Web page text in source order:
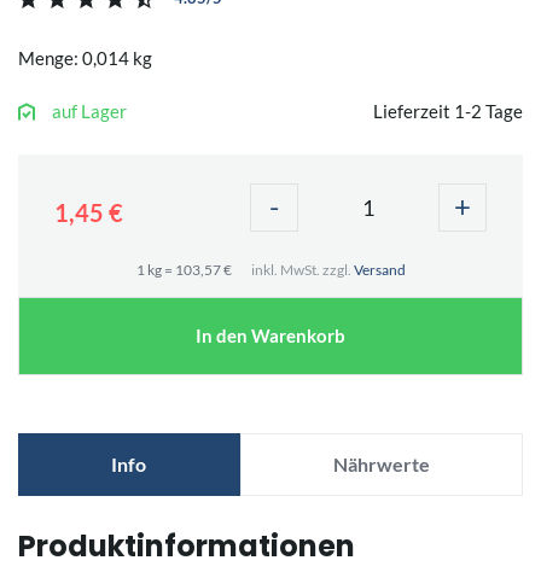
Menge: 0,014 kg
auf Lager Lieferzeit 1-2 Tage
1,45 € - +
1 kg = 103,57 € inkl. MwSt. zzgl. Versand
In den Warenkorb
Info Nährwerte
Produktinformationen